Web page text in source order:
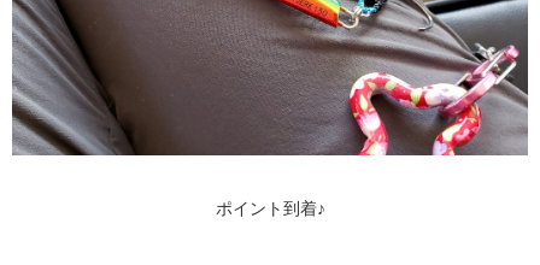
ポイント到着♪